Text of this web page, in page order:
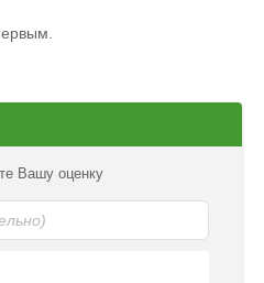
Вашу оценку